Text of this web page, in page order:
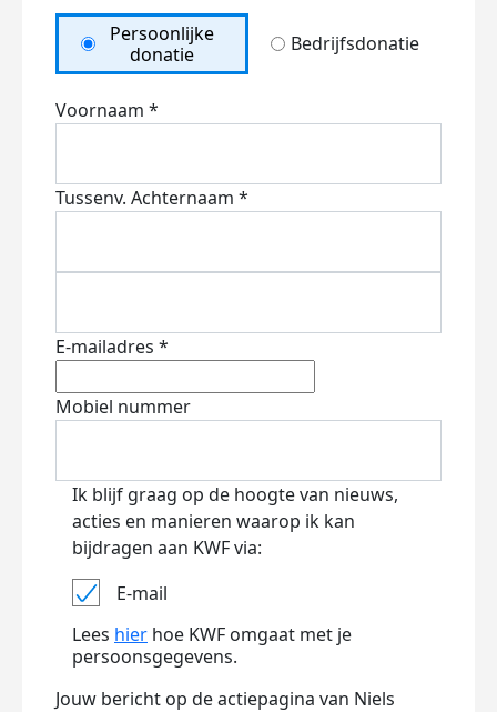
Persoonlijke
donatie
Bedrijfsdonatie
Voornaam *
Tussenv. Achternaam *
E-mailadres *
Mobiel nummer
Ik blijf graag op de hoogte van nieuws,
acties en manieren waarop ik kan
bijdragen aan KWF via:
E-mail
Lees hier hoe KWF omgaat met je
persoonsgegevens.
Jouw bericht op de actiepagina van Niels